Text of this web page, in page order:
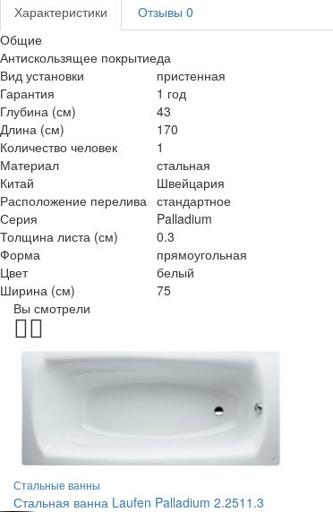
Характеристики Отзывы 0
Общие
Антискользящее покрытиеда
Вид установки
пристенная
Гарантия
1 год
Глубина (см)
43
Длина (см)
170
Количество человек
1
Материал
стальная
Китай
Швейцария
Расположение перелива стандартное
Серия
Palladium
Толщина листа (см)
0.3
Форма
прямоугольная
Цвет
белый
Ширина (см)
75
Вы смотрели
Стальные ванны
Стальная ванна Laufen Palladium 2.2511.3